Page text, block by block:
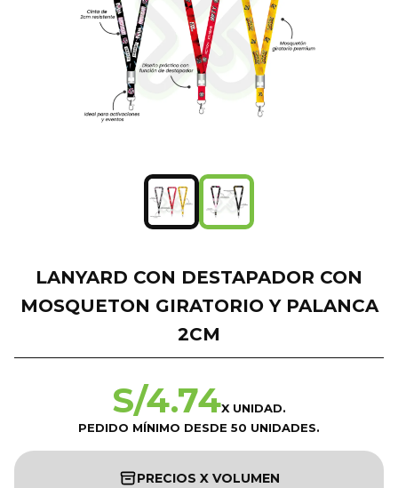
LANYARD CON DESTAPADOR CON
MOSQUETON GIRATORIO Y PALANCA
2CM
S/4.74X UNIDAD.
PEDIDO MÍNIMO DESDE 50 UNIDADES.
PRECIOS X VOLUMEN